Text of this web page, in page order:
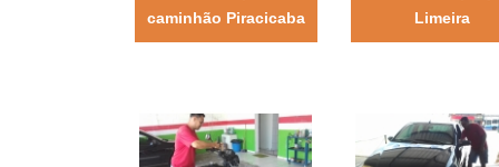
caminhão Piracicaba
Limeira